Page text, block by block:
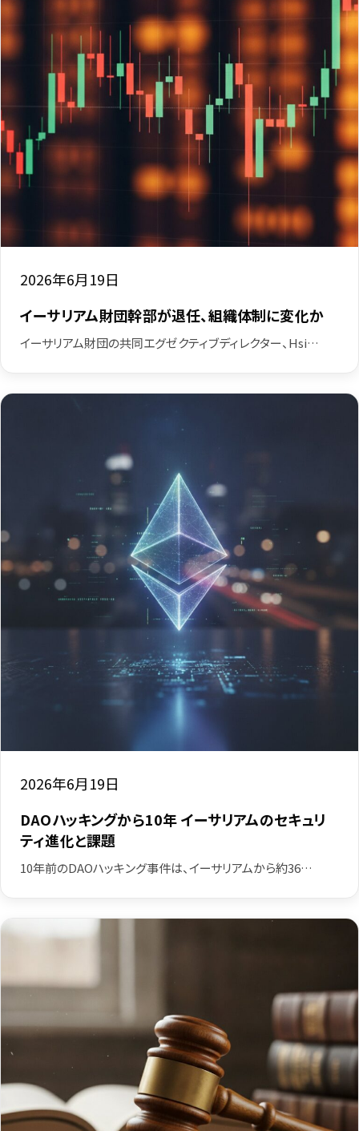
2026年6月19日
イーサリアム財団幹部が退任、組織体制に変化か
イーサリアム財団の共同エグゼクティブディレクター、Hsi…
2026年6月19日
DAOハッキングから10年 イーサリアムのセキュリ
ティ進化と課題
10年前のDAOハッキング事件は、イーサリアムから約36…